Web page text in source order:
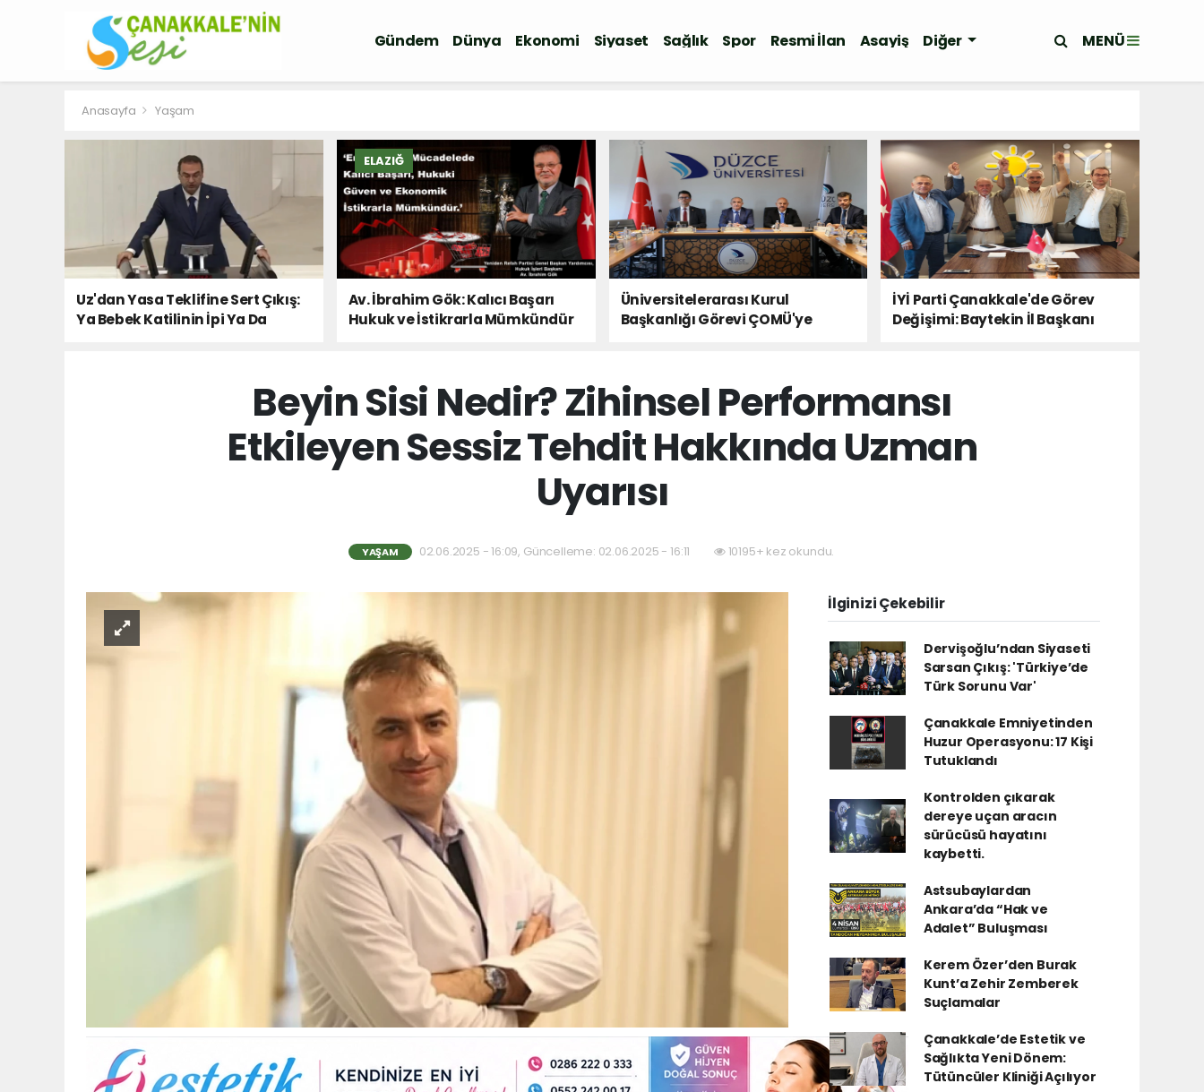
Gündem Dünya Ekonomi Siyaset Sağlık Spor Resmi İlan Asayiş Diğer MENÜ
Anasayfa Yaşam
Uz'dan Yasa Teklifine Sert Çıkış:
Ya Bebek Katilinin İpi Ya Da
ELAZIĞ
Av. İbrahim Gök: Kalıcı Başarı
Hukuk ve İstikrarla Mümkündür
Üniversitelerarası Kurul
Başkanlığı Görevi ÇOMÜ'ye
İYİ Parti Çanakkale'de Görev
Değişimi: Baytekin İl Başkanı
Beyin Sisi Nedir? Zihinsel Performansı
Etkileyen Sessiz Tehdit Hakkında Uzman
Uyarısı
YAŞAM 02.06.2025 - 16:09, Güncelleme: 02.06.2025 - 16:11 10195+ kez okundu.
İlginizi Çekebilir
Dervişoğlu’ndan Siyaseti
Sarsan Çıkış: 'Türkiye’de
Türk Sorunu Var'
Çanakkale Emniyetinden
Huzur Operasyonu: 17 Kişi
Tutuklandı
Kontrolden çıkarak
dereye uçan aracın
sürücüsü hayatını
kaybetti.
Astsubaylardan
Ankara’da “Hak ve
Adalet” Buluşması
Kerem Özer’den Burak
Kunt’a Zehir Zemberek
Suçlamalar
Çanakkale’de Estetik ve
Sağlıkta Yeni Dönem:
Tütüncüler Kliniği Açılıyor